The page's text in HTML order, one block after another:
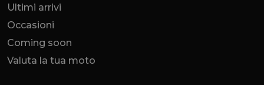
Ultimi arrivi
Occasioni
Coming soon
Valuta la tua moto